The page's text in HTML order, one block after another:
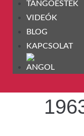
TANGÓESTEK
VIDEÓK
BLOG
KAPCSOLAT